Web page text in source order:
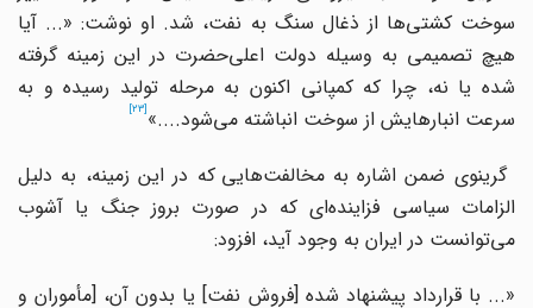
سوخت کشتیها از ذغال سنگ به نفت، شد. او نوشت: «... آیا
هیچ تصمیمی به وسیله دولت اعلیحضرت در این زمینه گرفته
شده یا نه، چرا که کمپانی اکنون به مرحله تولید رسیده و به
سرعت انبارهایش از سوخت انباشته میشود....»
گرینوی ضمن اشاره به مخالفتهایی که در این زمینه، به دلیل
الزامات سیاسی فزایندهای که در صورت بروز جنگ یا آشوب
میتوانست در ایران به وجود آید، افزود:
«... با قرارداد پیشنهاد شده]فروش نفت[یا بدون آن،]مأموران و